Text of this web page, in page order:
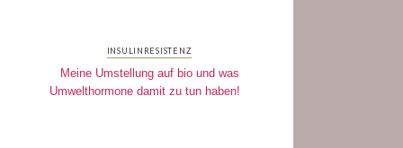
INSULINRESISTENZ
Meine Umstellung auf bio und was
Umwelthormone damit zu tun haben!